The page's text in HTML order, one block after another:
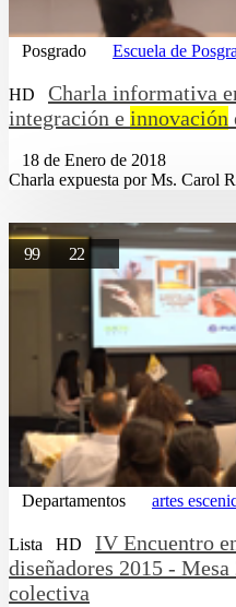
Posgrado Escuela de
HD
Charla informativa
integración e innovación
18 de Enero de 2018
Charla expuesta por Ms. Carol
99 22
Departamentos artes
Lista HD
IV Encuentro
diseñadores 2015 -
colectiva